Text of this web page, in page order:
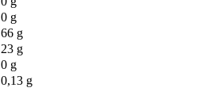
0 g
66 g
23 g
0 g
0,13 g